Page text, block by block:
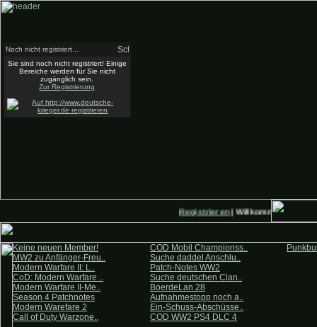
Registrieren| Willkommen auf
Keine neuen Member!
MW2 zu Anfänger-Freu..
Modern Warfare II: L..
CoD: Modern Warfare ..
Modern Warfare II-Me..
Season 4 Patchnotes
Modern Warefare 2
Call of Duty Warzone..
COD Mobil Championss..
Suche daddel Anschlu..
Patch-Notes WW2
Suche deutschen Clan..
BoerdeLan 28
Aufnahmestopp noch a..
Ein-Schuss-Abschüsse..
COD WW2 PS4 DLC 4
Noch nicht registriert...
Sie sind noch nicht registriert! Einige
Bereiche werden für Sie nicht
zugänglich sein.
Zur Registrierung